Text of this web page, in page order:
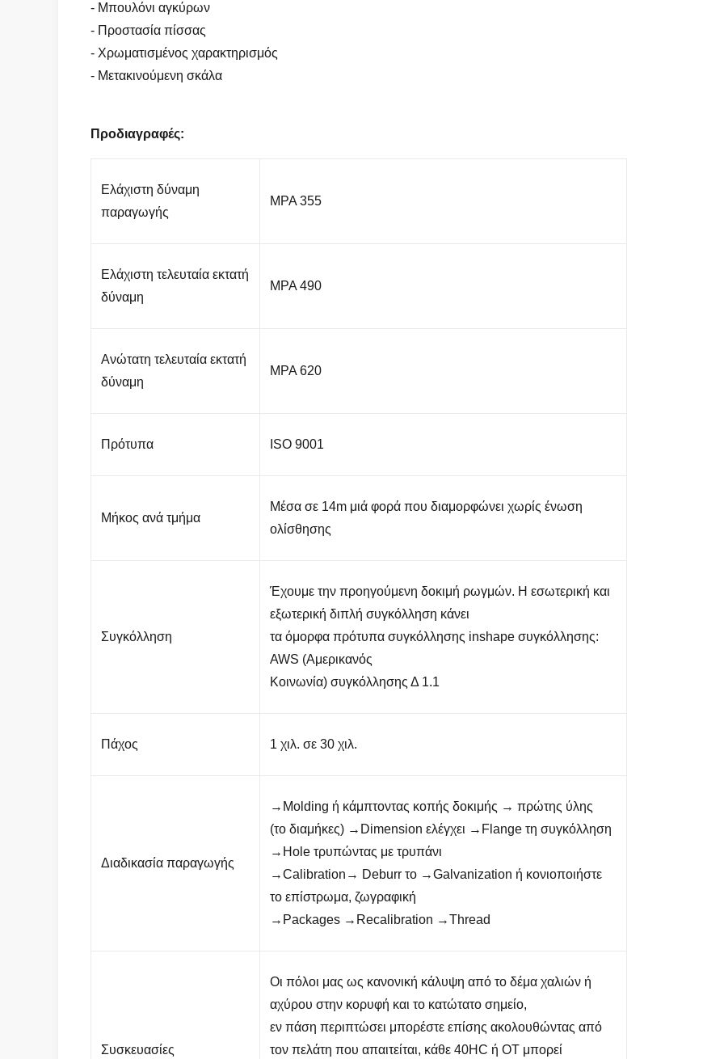
- Μπουλόνι αγκύρων
- Προστασία πίσσας
- Χρωματισμένος χαρακτηρισμός
- Μετακινούμενη σκάλα
Προδιαγραφές:
Ελάχιστη δύναμη
παραγωγής
MPA 355
Ελάχιστη τελευταία εκτατή
δύναμη
MPA 490
Ανώτατη τελευταία εκτατή
δύναμη
MPA 620
Πρότυπα ISO 9001
Μήκος ανά τμήμα
Μέσα σε 14m μιά φορά που διαμορφώνει χωρίς ένωση
ολίσθησης
Συγκόλληση
Έχουμε την προηγούμενη δοκιμή ρωγμών. Η εσωτερική και
εξωτερική διπλή συγκόλληση κάνει
τα όμορφα πρότυπα συγκόλλησης inshape συγκόλλησης:
AWS (Αμερικανός
Κοινωνία) συγκόλλησης Δ 1.1
Πάχος 1 χιλ. σε 30 χιλ.
Διαδικασία παραγωγής
→Molding ή κάμπτοντας κοπής δοκιμής → πρώτης ύλης
(το διαμήκες) →Dimension ελέγχει →Flange τη συγκόλληση
→Hole τρυπώντας με τρυπάνι
→Calibration→ Deburr το →Galvanization ή κονιοποιήστε
το επίστρωμα, ζωγραφική
→Packages →Recalibration →Thread
Συσκευασίες
Οι πόλοι μας ως κανονική κάλυψη από το δέμα χαλιών ή
αχύρου στην κορυφή και το κατώτατο σημείο,
εν πάση περιπτώσει μπορέστε επίσης ακολουθώντας από
τον πελάτη που απαιτείται, κάθε 40HC ή OT μπορεί